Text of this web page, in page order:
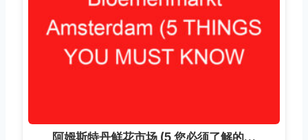
阿姆斯特丹鲜花市场 (5 您必须了解的…